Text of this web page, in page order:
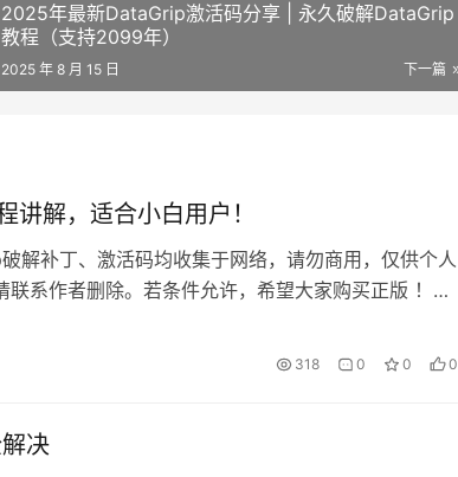
2025年最新DataGrip激活码分享 | 永久破解DataGrip
教程（支持2099年）
下一篇
2025 年 8 月 15 日
讲解，适合小白用户！
解补丁、激活码均收集于网络，请勿商用，仅供个人
系作者删除。若条件允许，希望大家购买正版 ！
将详细介绍如何通过破解补丁实现永久激活，解锁所
318 0 0 0
决